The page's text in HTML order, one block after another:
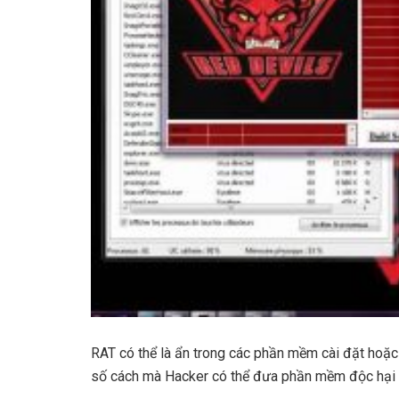
RAT có thể là ẩn trong các phần mềm cài đặt
số cách mà Hacker có thể đưa phần mềm độc